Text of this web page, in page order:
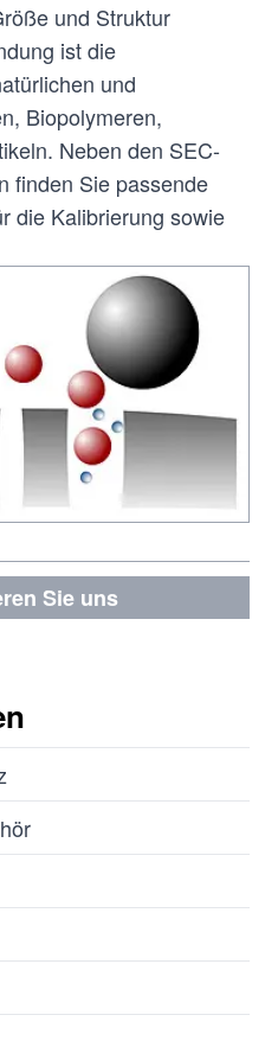
und Struktur
ist die
und
Biopolymeren,
Neben den SEC-
finden Sie passende
die Kalibrierung sowie
Sie uns